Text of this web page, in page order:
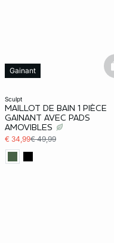
sculpt
MAILLOT DE BAIN 1 PIÈCE
GAINANT AVEC PADS
AMOVIBLES
€ 34,99€ 49,99
Gainant